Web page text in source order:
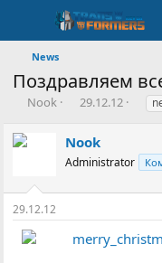
News
Поздравляем
А
т
о
е
м
и
Nook
Д
а
с
в
е
29.12.12
Т
и
Nook
Administrator
29.12.12